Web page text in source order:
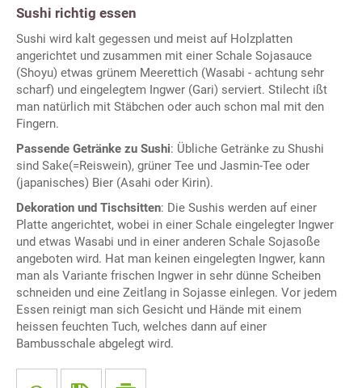
Sushi richtig essen
Sushi wird kalt gegessen und meist auf Holzplatten
angerichtet und zusammen mit einer Schale Sojasauce
(Shoyu) etwas grünem Meerettich (Wasabi - achtung sehr
scharf) und eingelegtem Ingwer (Gari) serviert. Stilecht ißt
man natürlich mit Stäbchen oder auch schon mal mit den
Fingern.
Passende Getränke zu Sushi: Übliche Getränke zu Shushi
sind Sake(=Reiswein), grüner Tee und Jasmin-Tee oder
(japanisches) Bier (Asahi oder Kirin).
Dekoration und Tischsitten: Die Sushis werden auf einer
Platte angerichtet, wobei in einer Schale eingelegter Ingwer
und etwas Wasabi und in einer anderen Schale Sojasoße
angeboten wird. Hat man keinen eingelegten Ingwer, kann
man als Variante frischen Ingwer in sehr dünne Scheiben
schneiden und eine Zeitlang in Sojasse einlegen. Vor jedem
Essen reinigt man sich Gesicht und Hände mit einem
heissen feuchten Tuch, welches dann auf einer
Bambusschale abgelegt wird.